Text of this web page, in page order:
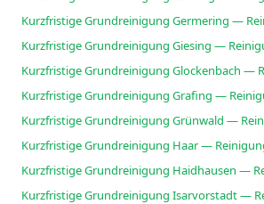
Kurzfristige Grundreinigung Germering —
Kurzfristige Grundreinigung Giesing —
Kurzfristige Grundreinigung Glockenbach —
Kurzfristige Grundreinigung Grafing —
Kurzfristige Grundreinigung Grünwald —
Kurzfristige Grundreinigung Haar —
Kurzfristige Grundreinigung Haidhausen —
Kurzfristige Grundreinigung Isarvorstadt —